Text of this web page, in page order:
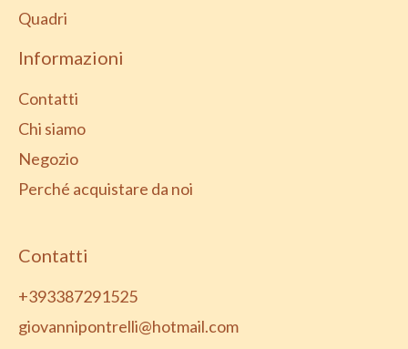
Quadri
Informazioni
Contatti
Chi siamo
Negozio
Perché acquistare da noi
Contatti
+393387291525
giovannipontrelli@hotmail.com